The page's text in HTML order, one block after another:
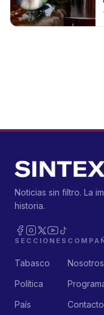
Noticias sin filtro. La
historia.
SECCIONES
Tabasco
Política
País
Nosotros
Contacto